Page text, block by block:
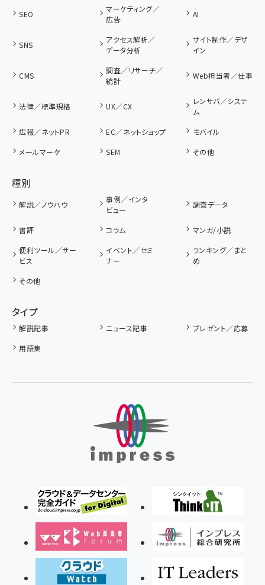
SEO
マーケティング／
広告
AI
SNS
アクセス解析／
データ分析
サイト制作／デザ
イン
CMS
調査／リサーチ／
統計
Web担当者／仕事
法律／標準規格 UX／CX
レンサバ／システ
ム
広報／ネットPR
EC／ネットショップ
モバイル
メールマーケ
SEM その他
種別
解説／ノウハウ
事例／インタ
ビュー
調査データ
書評 コラム
マンガ/小説
便利ツール／サー
ビス
イベント／セミ
ナー
ランキング／まと
め
その他
タイプ
解説記事 ニュース記事
プレゼント／応募
用語集